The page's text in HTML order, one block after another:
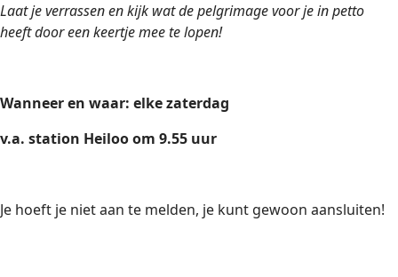
Laat je verrassen en kijk wat de pelgrimage voor je in petto
heeft door een keertje mee te lopen!
Wanneer en waar: elke zaterdag
v.a. station Heiloo om 9.55 uur
Je hoeft je niet aan te melden, je kunt gewoon aansluiten!